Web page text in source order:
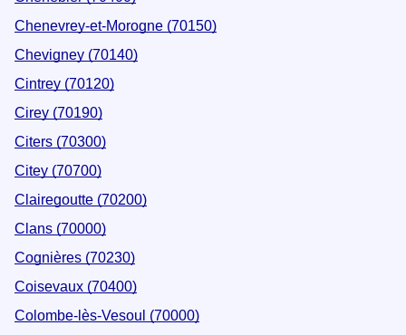
Chenevrey-et-Morogne (70150)
Chevigney (70140)
Cintrey (70120)
Cirey (70190)
Citers (70300)
Citey (70700)
Clairegoutte (70200)
Clans (70000)
Cognières (70230)
Coisevaux (70400)
Colombe-lès-Vesoul (70000)